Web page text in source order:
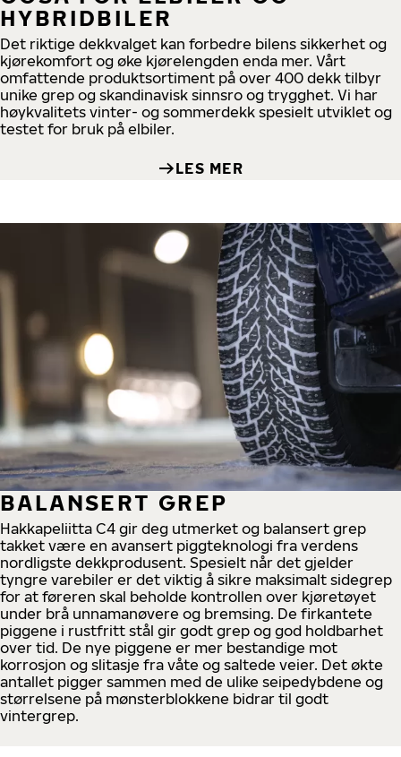
HYBRIDBILER
Det riktige dekkvalget kan forbedre bilens sikkerhet og
kjørekomfort og øke kjørelengden enda mer. Vårt
omfattende produktsortiment på over 400 dekk tilbyr
unike grep og skandinavisk sinnsro og trygghet. Vi har
høykvalitets vinter- og sommerdekk spesielt utviklet og
testet for bruk på elbiler.
LES MER
BALANSERT GREP
Hakkapeliitta C4 gir deg utmerket og balansert grep
takket være en avansert piggteknologi fra verdens
nordligste dekkprodusent. Spesielt når det gjelder
tyngre varebiler er det viktig å sikre maksimalt sidegrep
for at føreren skal beholde kontrollen over kjøretøyet
under brå unnamanøvere og bremsing. De firkantete
piggene i rustfritt stål gir godt grep og god holdbarhet
over tid. De nye piggene er mer bestandige mot
korrosjon og slitasje fra våte og saltede veier. Det økte
antallet pigger sammen med de ulike seipedybdene og
størrelsene på mønsterblokkene bidrar til godt
vintergrep.